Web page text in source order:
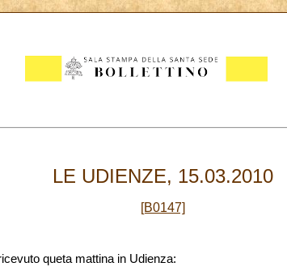
LE UDIENZE, 15.03.2010
[B0147]
queta mattina in Udienza: